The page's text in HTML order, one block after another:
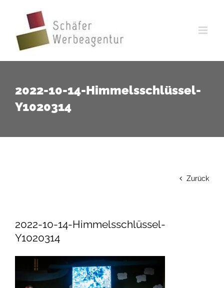
springen
2022-10-14-Himmelsschlüssel-
Y1020314
Zurück
2022-10-14-Himmelsschlüssel-
Y1020314